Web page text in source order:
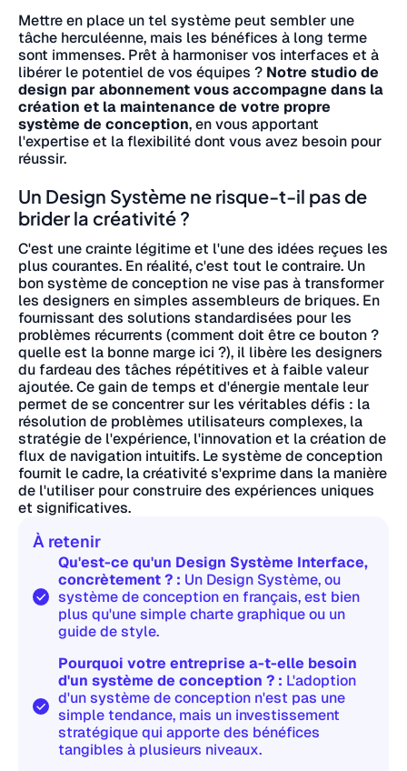
Mettre en place un tel système peut sembler une
tâche herculéenne, mais les bénéfices à long terme
sont immenses. Prêt à harmoniser vos interfaces et à
libérer le potentiel de vos équipes ? Notre studio de
design par abonnement vous accompagne dans la
création et la maintenance de votre propre
système de conception, en vous apportant
l'expertise et la flexibilité dont vous avez besoin pour
réussir.
Un Design Système ne risque-t-il pas de
brider la créativité ?
C'est une crainte légitime et l'une des idées reçues les
plus courantes. En réalité, c'est tout le contraire. Un
bon système de conception ne vise pas à transformer
les designers en simples assembleurs de briques. En
fournissant des solutions standardisées pour les
problèmes récurrents (comment doit être ce bouton ?
quelle est la bonne marge ici ?), il libère les designers
du fardeau des tâches répétitives et à faible valeur
ajoutée. Ce gain de temps et d'énergie mentale leur
permet de se concentrer sur les véritables défis : la
résolution de problèmes utilisateurs complexes, la
stratégie de l'expérience, l'innovation et la création de
flux de navigation intuitifs. Le système de conception
fournit le cadre, la créativité s'exprime dans la manière
de l'utiliser pour construire des expériences uniques
et significatives.
À retenir
Qu'est-ce qu'un Design Système Interface,
concrètement ? : Un Design Système, ou
système de conception en français, est bien
plus qu'une simple charte graphique ou un
guide de style.
Pourquoi votre entreprise a-t-elle besoin
d'un système de conception ? : L'adoption
d'un système de conception n'est pas une
simple tendance, mais un investissement
stratégique qui apporte des bénéfices
tangibles à plusieurs niveaux.